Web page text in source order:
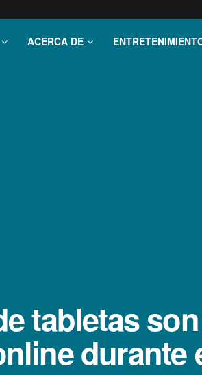
ACERCA DE
tabletas
durante